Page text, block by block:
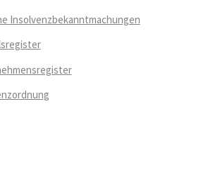
Insolvenzbekanntmachungen